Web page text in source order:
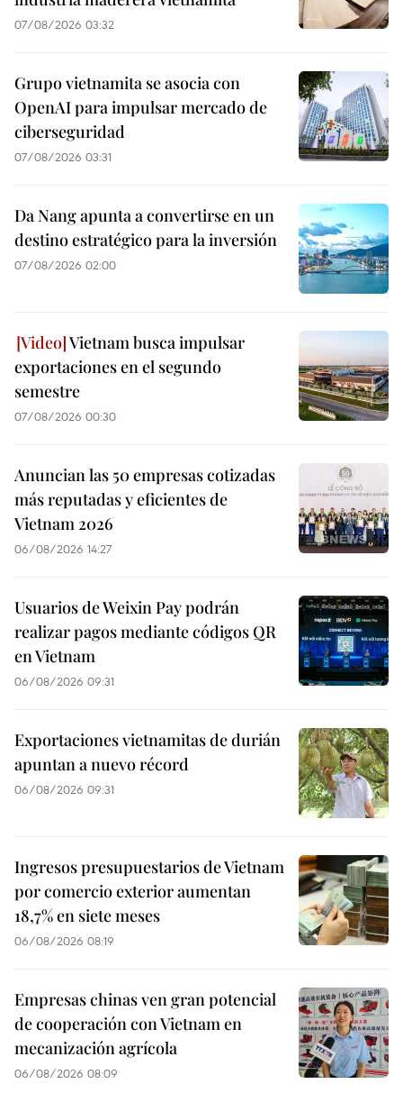
07/08/2026 03:32
Grupo vietnamita se asocia con
OpenAI para impulsar mercado de
ciberseguridad
07/08/2026 03:31
Da Nang apunta a convertirse en un
destino estratégico para la inversión
07/08/2026 02:00
Vietnam busca impulsar
exportaciones en el segundo
semestre
07/08/2026 00:30
Anuncian las 50 empresas cotizadas
más reputadas y eficientes de
Vietnam 2026
06/08/2026 14:27
Usuarios de Weixin Pay podrán
realizar pagos mediante códigos QR
en Vietnam
06/08/2026 09:31
Exportaciones vietnamitas de durián
apuntan a nuevo récord
06/08/2026 09:31
Ingresos presupuestarios de Vietnam
por comercio exterior aumentan
18,7% en siete meses
06/08/2026 08:19
Empresas chinas ven gran potencial
de cooperación con Vietnam en
mecanización agrícola
06/08/2026 08:09